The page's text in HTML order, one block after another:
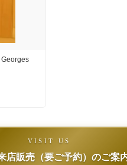
Georges
VISIT US
店販売（要ご予約）のご案